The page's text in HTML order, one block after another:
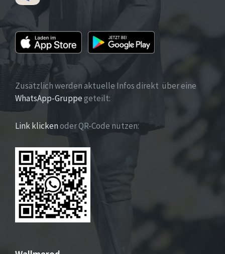
Zusätzlich werden aktuelle Infos direkt über eine
WhatsApp-Gruppegeteilt:
Link klickenoder QR-Code nutzen: